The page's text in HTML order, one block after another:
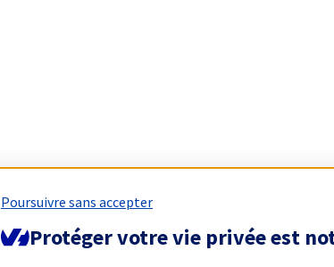
Poursuivre sans accepter
Protéger votre vie privée est